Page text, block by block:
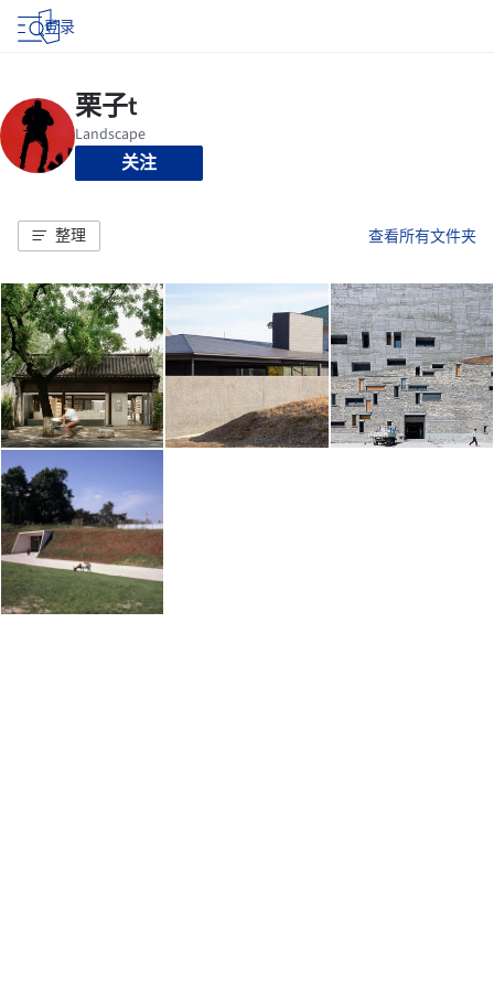
登录
关注
整理 查看所有文件夹